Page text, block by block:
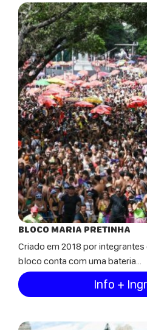
BLOCO MARIA PRETINHA
Criado em 2018 por integrantes
bloco conta com uma bateria...
Info +